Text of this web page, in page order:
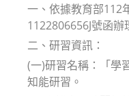
一、依據教育部112
1122806656J號函辦
二、研習資訊：
(一)研習名稱：「學
知能研習。